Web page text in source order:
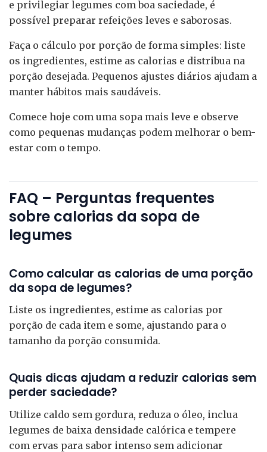
e privilegiar legumes com boa saciedade, é
possível preparar refeições leves e saborosas.
Faça o cálculo por porção de forma simples: liste
os ingredientes, estime as calorias e distribua na
porção desejada. Pequenos ajustes diários ajudam a
manter hábitos mais saudáveis.
Comece hoje com uma sopa mais leve e observe
como pequenas mudanças podem melhorar o bem-
estar com o tempo.
FAQ – Perguntas frequentes
sobre calorias da sopa de
legumes
Como calcular as calorias de uma porção
da sopa de legumes?
Liste os ingredientes, estime as calorias por
porção de cada item e some, ajustando para o
tamanho da porção consumida.
Quais dicas ajudam a reduzir calorias sem
perder saciedade?
Utilize caldo sem gordura, reduza o óleo, inclua
legumes de baixa densidade calórica e tempere
com ervas para sabor intenso sem adicionar